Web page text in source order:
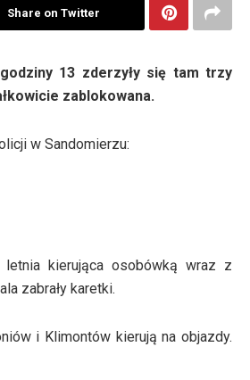
Share on Twitter
13 zderzyły się tam trzy
zablokowana.
w Sandomierzu:
letnia kierująca osobówką wraz z
zabrały karetki.
i Klimontów kierują na objazdy.